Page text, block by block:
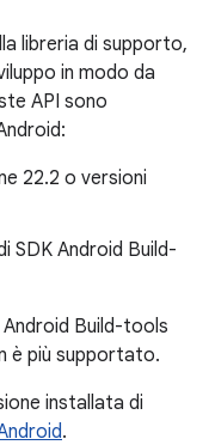
libreria di supporto,
in modo da
API sono
22.2 o versioni
SDK Android Build-
Build-tools
è più supportato.
installata di
.